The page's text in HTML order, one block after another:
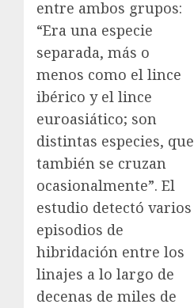
entre ambos grupos:
“Era una especie
separada, más o
menos como el lince
ibérico y el lince
euroasiático; son
distintas especies, que
también se cruzan
ocasionalmente”. El
estudio detectó varios
episodios de
hibridación entre los
linajes a lo largo de
decenas de miles de